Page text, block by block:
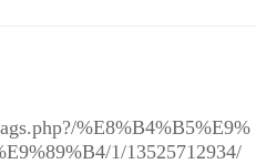
%E8%B4%B5%E9%
1/13525712934/